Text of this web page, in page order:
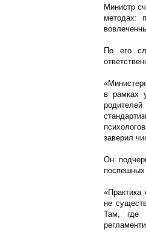
Министр
методах:
По его
в рамках
заверил
Он
«Практика
не
Там, где